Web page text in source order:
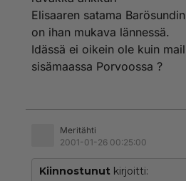
Elisaaren satama
on ihan mukava lännessä.
Idässä ei oikein ole kuin
sisämaassa Porvoossa ?
Meritähti
2001-01-26 00:25:00
Kiinnostunut kirjoitti: